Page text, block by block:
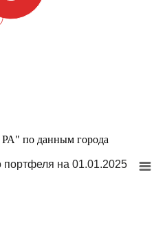
по данным города
портфеля на 01.01.2025